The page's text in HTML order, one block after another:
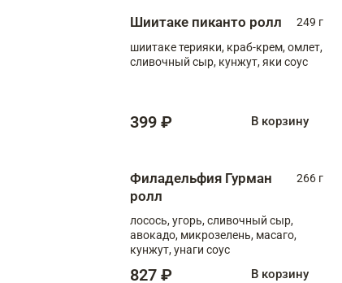
Шиитаке пиканто ролл
249 г
шиитаке терияки, краб-крем, омлет,
сливочный сыр, кунжут, яки соус
399 ₽ В корзину
Филадельфия Гурман
ролл
266 г
лосось, угорь, сливочный сыр,
авокадо, микрозелень, масаго,
кунжут, унаги соус
827 ₽ В корзину